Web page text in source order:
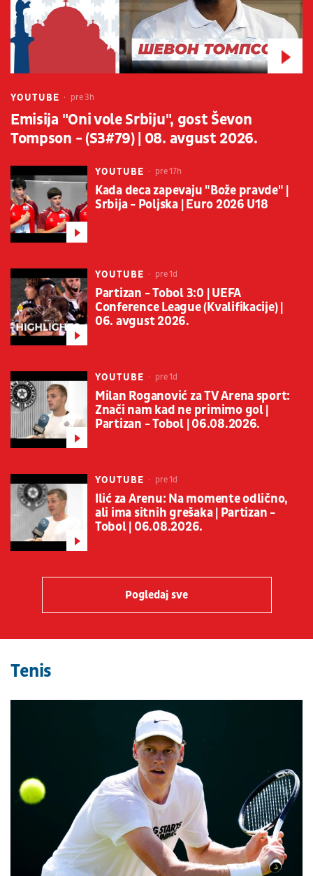
YOUTUBE pre 3h
Emisija "Oni vole Srbiju", gost Ševon
Tompson - (S3#79) | 08. avgust 2026.
YOUTUBE pre 17h
Kada deca zapevaju "Bože pravde" |
Srbija - Poljska | Euro 2026 U18
YOUTUBE pre 1d
Partizan - Tobol 3:0 | UEFA
Conference League (Kvalifikacije) |
06. avgust 2026.
YOUTUBE pre 1d
Milan Roganović za TV Arena sport:
Znači nam kad ne primimo gol |
Partizan - Tobol | 06.08.2026.
YOUTUBE pre 1d
Ilić za Arenu: Na momente odlično,
ali ima sitnih grešaka | Partizan -
Tobol | 06.08.2026.
Pogledaj sve
Tenis